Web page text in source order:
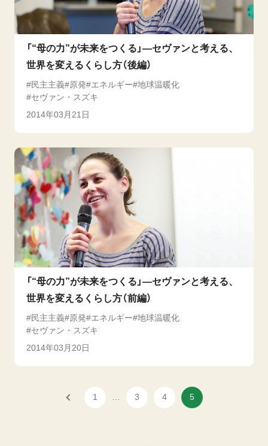
「“母の力”が未来をつくる」―セヴァンと考える、
世界を変えるくらし方（後編）
民主主義 原発 エネルギー 地球温暖化
セヴァン・スズキ
2014年03月21日
「“母の力”が未来をつくる」―セヴァンと考える、
世界を変えるくらし方（前編）
民主主義 原発 エネルギー 地球温暖化
セヴァン・スズキ
2014年03月20日
1 3 4 5